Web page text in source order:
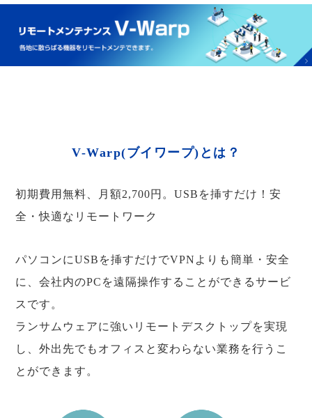
V-Warp(ブイワープ)とは？
初期費用無料、月額2,700円。USBを挿すだけ！安
全・快適なリモートワーク
パソコンにUSBを挿すだけでVPNよりも簡単・安全
に、会社内のPCを遠隔操作することができるサービ
スです。
ランサムウェアに強いリモートデスクトップを実現
し、外出先でもオフィスと変わらない業務を行うこ
とができます。